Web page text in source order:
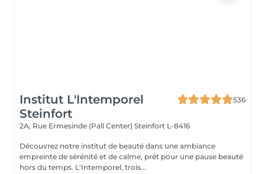
Institut L'Intemporel
Steinfort
536
2A, Rue Ermesinde (Pall Center) Steinfort L-8416
Découvrez notre institut de beauté dans une ambiance
empreinte de sérénité et de calme, prêt pour une pause beauté
hors du temps. L'Intemporel, trois...